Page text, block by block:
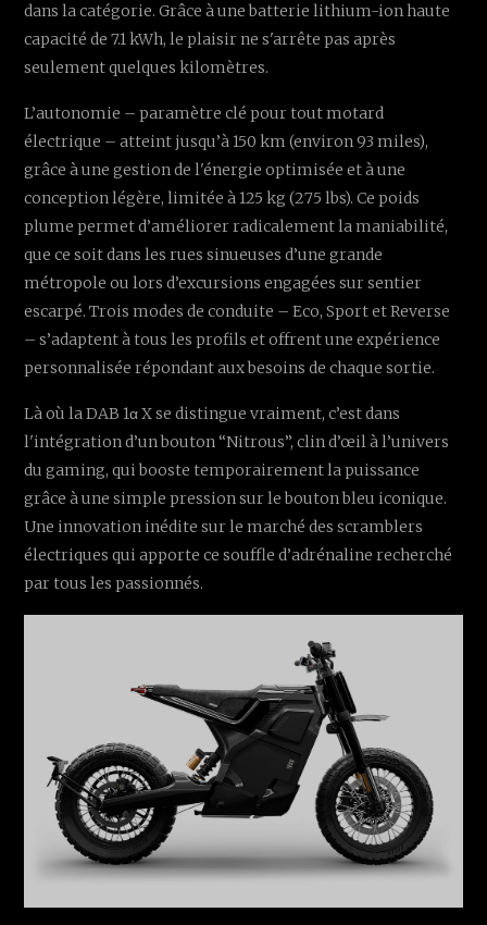
dans la catégorie. Grâce à une batterie lithium-ion haute
capacité de 7.1 kWh, le plaisir ne s'arrête pas après
seulement quelques kilomètres.
L’autonomie – paramètre clé pour tout motard
électrique – atteint jusqu’à 150 km (environ 93 miles),
grâce à une gestion de l'énergie optimisée et à une
conception légère, limitée à 125 kg (275 lbs). Ce poids
plume permet d’améliorer radicalement la maniabilité,
que ce soit dans les rues sinueuses d’une grande
métropole ou lors d’excursions engagées sur sentier
escarpé. Trois modes de conduite – Eco, Sport et Reverse
– s’adaptent à tous les profils et offrent une expérience
personnalisée répondant aux besoins de chaque sortie.
Là où la DAB 1α X se distingue vraiment, c’est dans
l'intégration d’un bouton “Nitrous”, clin d’œil à l’univers
du gaming, qui booste temporairement la puissance
grâce à une simple pression sur le bouton bleu iconique.
Une innovation inédite sur le marché des scramblers
électriques qui apporte ce souffle d’adrénaline recherché
par tous les passionnés.